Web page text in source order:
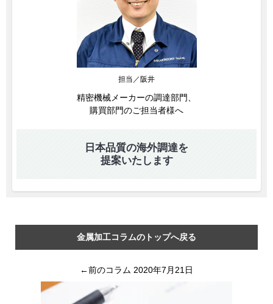
担当／阪井
精密機械メーカーの調達部門、
購買部門のご担当者様へ
日本品質の海外調達を
提案いたします
金属加工コラムのトップへ戻る
←前のコラム 2020年7月21日